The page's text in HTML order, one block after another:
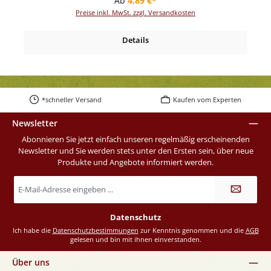
Preise inkl. MwSt. zzgl. Versandkosten
Details
*schneller Versand Kaufen vom Experten
Newsletter
Abonnieren Sie jetzt einfach unseren regelmäßig erscheinenden
Newsletter und Sie werden stets unter den Ersten sein, über neue
Produkte und Angebote informiert werden.
Mail-
Datenschutz
Ich habe die Datenschutzbestimmungen zur Kenntnis genommen und die AGB
gelesen und bin mit ihnen einverstanden.
Über uns